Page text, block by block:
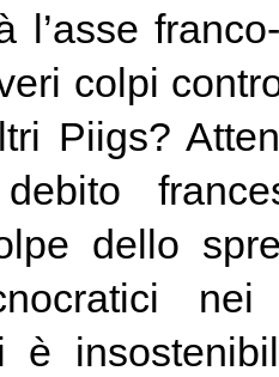
l’asse
colpi
Piigs?
dello
è